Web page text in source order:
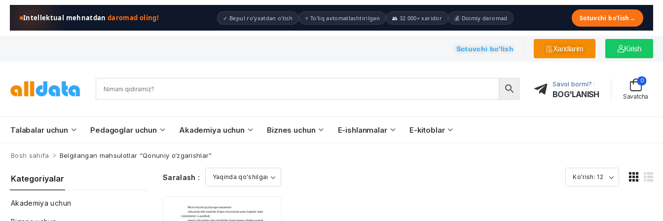
Intellektual mehnatdandaromad oling! ✓ Bepul ro'yxatdan o'tish ⚡ To'liq avtomatlashtirilgan 👥 32 000+ xaridor 💰 Doimiy daromad Sotuvchi bo'lish →
Sotuvchi bo'lish Xaridlarim Kirish
Savol bormi? :
BOG'LANISH Savatcha
0
Talabalar uchun Pedagoglar uchun Akademiya uchun Biznes uchun E-ishlanmalar E-kitoblar
Bosh sahifa > Belgilangan mahsulotlar “Qonuniy o‘zgarishlar”
Kategoriyalar
Akademiya uchun
Saralash :